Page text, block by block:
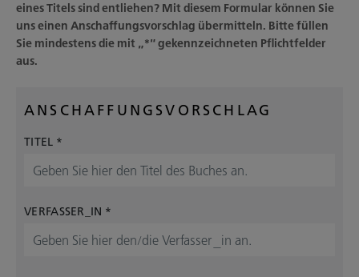
eines Titels sind entliehen? Mit diesem Formular können Sie
uns einen Anschaffungsvorschlag übermitteln. Bitte füllen
Sie mindestens die mit „*“gekennzeichneten Pflichtfelder
aus.
ANSCHAFFUNGSVORSCHLAG
TITEL *
VERFASSER_IN *